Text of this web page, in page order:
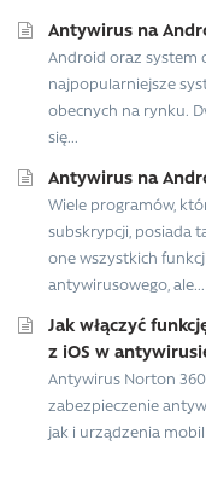
Antywirus na
Android oraz system
najpopularniejsze
obecnych na rynku.
się...
Antywirus na
Wiele programów,
subskrypcji, posiada
one wszystkich
antywirusowego, ale...
Jak włączyć
z iOS w
Antywirus Norton
zabezpieczenie
jak i urządzenia